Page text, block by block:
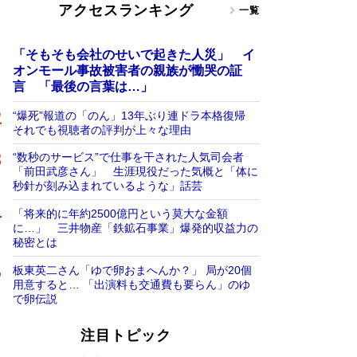
アクセスランキング 一覧
「そもそも会社のせいで起きた人災」 イ
オンモール事故被害者の親族が慟哭の証
言 「最後の言葉は…」
“爆死”報道の「のん」13年ぶり連ドラ本格復帰
それでも視聴者の評判が上々な理由
“数秒のサービス”で仕事を干された人気司会者
「前田武彦さん」 生涯現役だった気概と「体に
秒針が刻み込まれているような」話芸
「将来的に年約2500億円という莫大な金額
に…」 三井物産「鉄鉱石事業」爆発的収益力の
秘密とは
板東英二さん「ゆで卵おまへんか？」 局が20個
用意すると… 「出演料も交通費も要らん」のゆ
で卵伝説
注目トピック